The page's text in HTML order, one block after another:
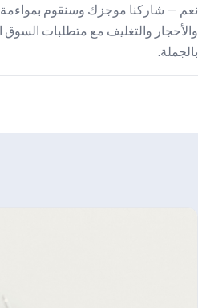
نعم — شاركنا موجزك وسنقوم
والأحجار والتغليف مع متطلبات السوق
بالجملة.